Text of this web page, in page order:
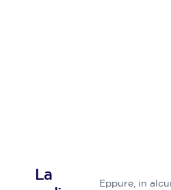
La
Eppure, in